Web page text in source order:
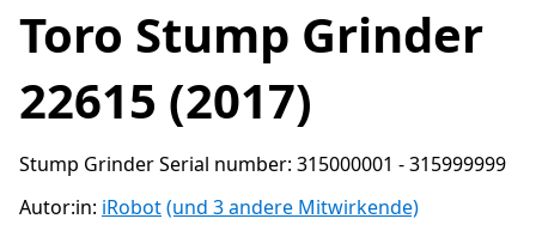
Toro Stump Grinder
22615 (2017)
Stump Grinder Serial number: 315000001 - 315999999
Autor:in: iRobot(und 3 andere Mitwirkende)